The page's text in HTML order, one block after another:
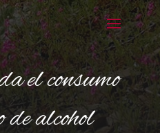
el consumo
alcohol